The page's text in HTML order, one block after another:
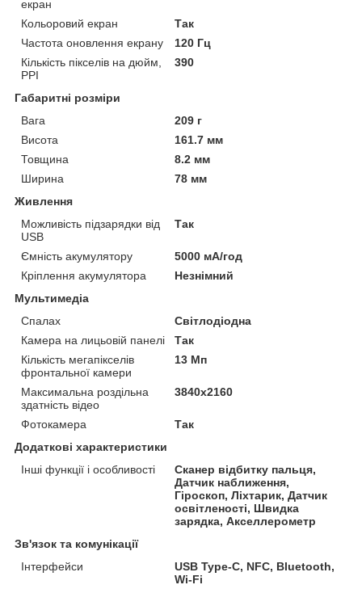
екран
Кольоровий екран
Так
Частота оновлення екрану
120 Гц
Кількість пікселів на дюйм,
PPI
390
Габаритні розміри
Вага
209 г
Висота
161.7 мм
Товщина
8.2 мм
Ширина
78 мм
Живлення
Можливість підзарядки від
USB
Так
Ємність акумулятору
5000 мА/год
Кріплення акумулятора
Незнімний
Мультимедіа
Спалах
Світлодіодна
Камера на лицьовій панелі
Так
Кількість мегапікселів
фронтальної камери
13 Мп
Максимальна роздільна
здатність відео
3840x2160
Фотокамера
Так
Додаткові характеристики
Інші функції і особливості
Сканер відбитку пальця,
Датчик наближення,
Гіроскоп, Ліхтарик, Датчик
освітленості, Швидка
зарядка, Акселлерометр
Зв'язок та комунікації
Інтерфейси
USB Type-C, NFC, Bluetooth,
Wi-Fi